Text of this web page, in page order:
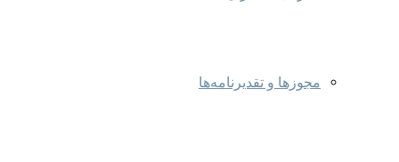
مجوزها و تقدیرنامه‌ها